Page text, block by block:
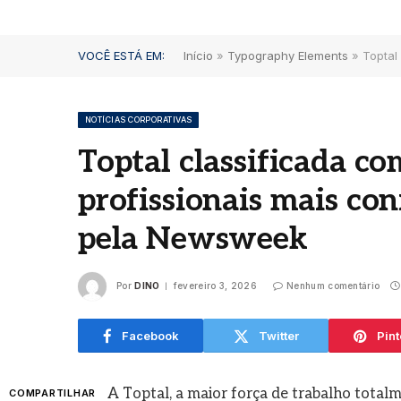
VOCÊ ESTÁ EM: Início » Typography Elements »
NOTÍCIAS CORPORATIVAS
Toptal classificada
profissionais mais
pela Newsweek
Por DINO fevereiro 3, 2026 Nenhum comentário
Facebook Twitter
COMPARTILHAR
A Toptal, a maior força de trabalho
Dia
Blue